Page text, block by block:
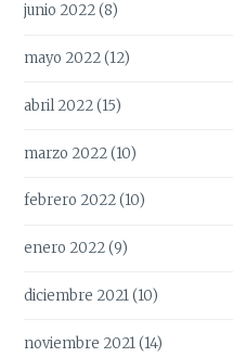
junio 2022(8)
mayo 2022(12)
abril 2022(15)
marzo 2022(10)
febrero 2022(10)
enero 2022(9)
diciembre 2021(10)
noviembre 2021(14)